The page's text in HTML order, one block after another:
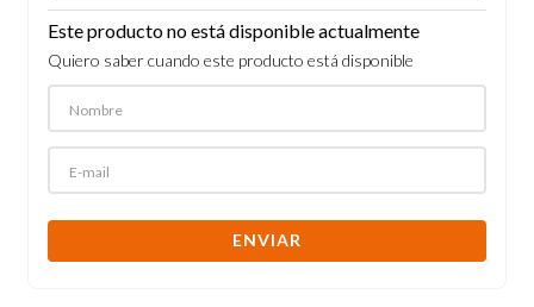
Este producto no está disponible actualmente
Quiero saber cuando este producto está disponible
ENVIAR